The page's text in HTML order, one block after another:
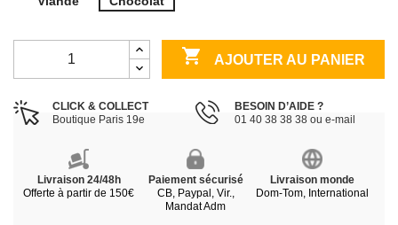
 AJOUTER AU PANIER
CLICK & COLLECT
Boutique Paris 19e
BESOIN D’AIDE ?
01 40 38 38 38 ou e-mail
Livraison 24/48h
Offerte à partir de 150€
Paiement sécurisé
CB, Paypal, Vir.,
Mandat Adm
Livraison monde
Dom-Tom, International